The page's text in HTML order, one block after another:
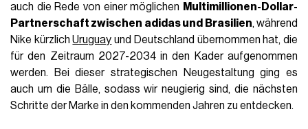
auch die Rede von einer möglichen Multimillionen-Dollar-
Partnerschaft zwischen adidas und Brasilien, während
Nike kürzlichUruguay und Deutschland übernommen hat, die
für den Zeitraum 2027-2034 in den Kader aufgenommen
werden. Bei dieser strategischen Neugestaltung ging es
auch um die Bälle, sodass wir neugierig sind, die nächsten
Schritte der Marke in den kommenden Jahren zu entdecken.